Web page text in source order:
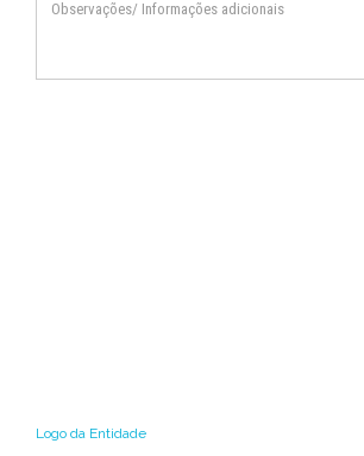
Logo da Entidade